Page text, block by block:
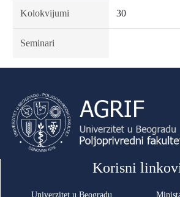
Kolokvijumi 30
Seminari
Korisni
Univerzitet u Beogradu